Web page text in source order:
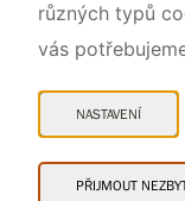
různých typů
vás
NASTAVENÍ
PŘIJMOUT